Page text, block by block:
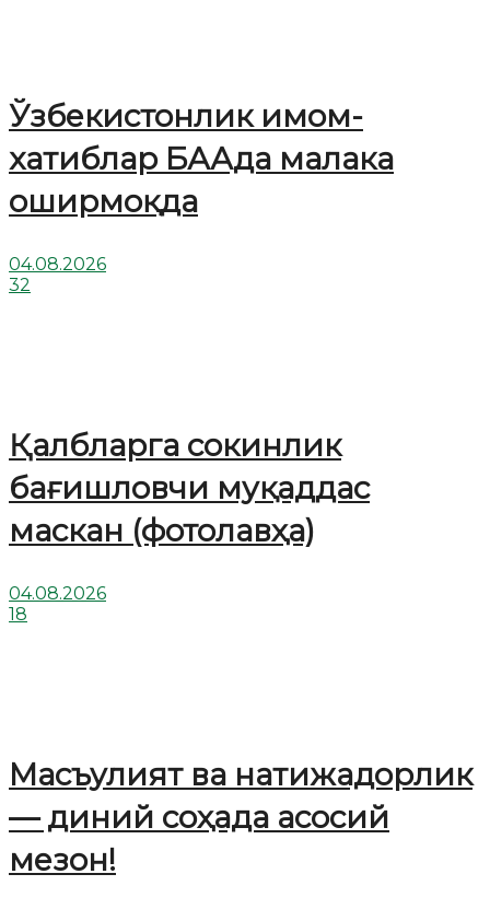
Ўзбекистонлик имом-
хатиблар БААда малака
оширмоқда
04.08.2026
32
Қалбларга сокинлик
бағишловчи муқаддас
маскан (фотолавҳа)
04.08.2026
18
Масъулият ва натижадорлик
— диний соҳада асосий
мезон!